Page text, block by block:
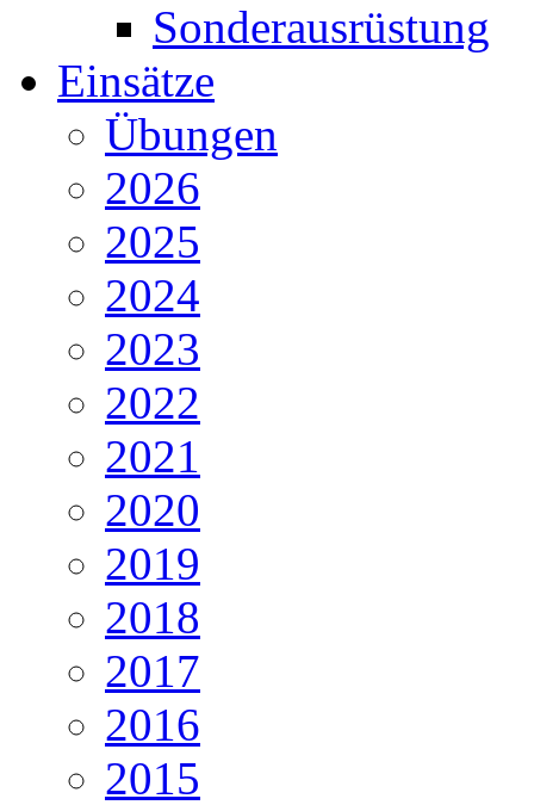
Sonderausrüstung
Einsätze
Übungen
2026
2025
2024
2023
2022
2021
2020
2019
2018
2017
2016
2015